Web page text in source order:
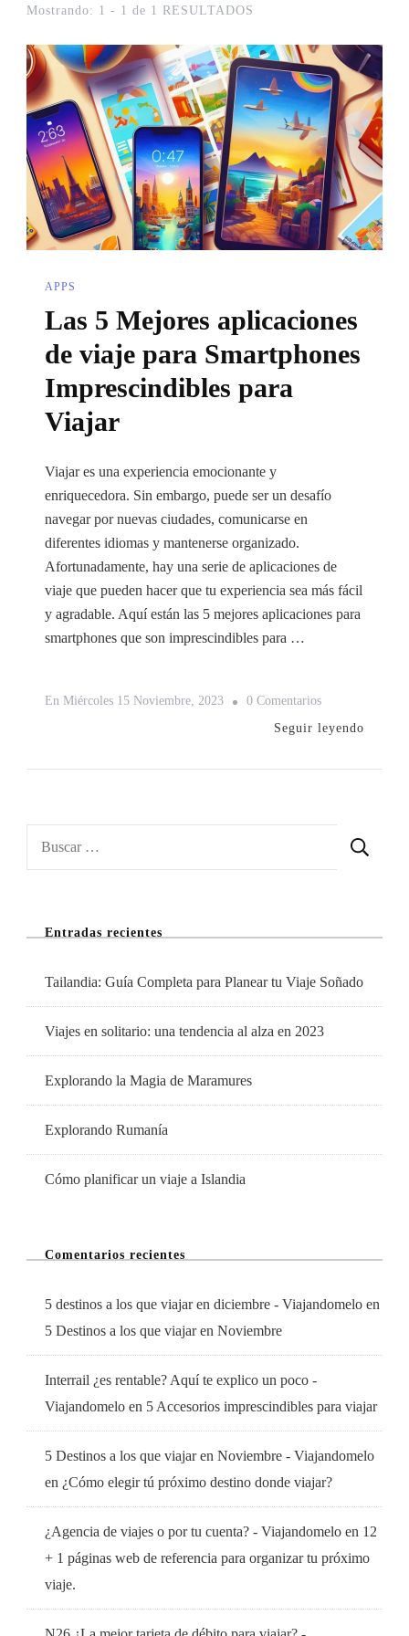
Mostrando: 1 - 1 de 1 RESULTADOS
APPS
Las 5 Mejores aplicaciones
de viaje para Smartphones
Imprescindibles para
Viajar
Viajar es una experiencia emocionante y
enriquecedora. Sin embargo, puede ser un desafío
navegar por nuevas ciudades, comunicarse en
diferentes idiomas y mantenerse organizado.
Afortunadamente, hay una serie de aplicaciones de
viaje que pueden hacer que tu experiencia sea más fácil
y agradable. Aquí están las 5 mejores aplicaciones para
smartphones que son imprescindibles para …
En Miércoles 15 Noviembre, 2023 0 ComentariosEn
Las
Imprescindibles
Viajar
Seguir leyendo
Entradas recientes
Tailandia: Guía Completa para Planear tu Viaje Soñado
Viajes en solitario: una tendencia al alza en 2023
Explorando la Magia de Maramures
Explorando Rumanía
Cómo planificar un viaje a Islandia
Comentarios recientes
5 destinos a los que viajar en diciembre - Viajandomelo en
5 Destinos a los que viajar en Noviembre
Interrail ¿es rentable? Aquí te explico un poco -
Viajandomelo en 5 Accesorios imprescindibles para viajar
5 Destinos a los que viajar en Noviembre - Viajandomelo
en ¿Cómo elegir tú próximo destino donde viajar?
¿Agencia de viajes o por tu cuenta? - Viajandomelo en 12
+ 1 páginas web de referencia para organizar tu próximo
viaje.